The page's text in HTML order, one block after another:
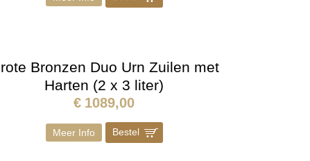
Bronzen Duo Urn Zuilen met
Harten (2 x 3 liter)
€ 1089,00
Meer Info Bestel ]